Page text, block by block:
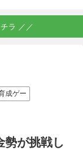
ラ ／／
成ゲー
勢が挑戦し